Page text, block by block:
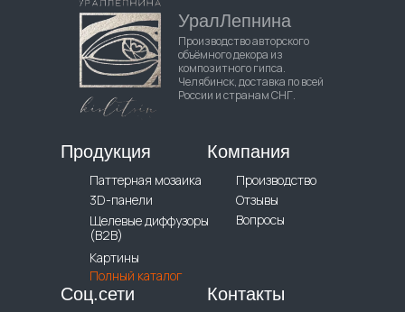
Паттерная мозаика
3D-панели
Щелевые диффузоры
(B2B)
Картины
Полный каталог
УралЛепнина
Продукция
Контакты
Производство
Отзывы
Вопросы
Компания
Соц.сети
Производство авторского
объёмного декора из
композитного гипса.
Челябинск, доставка по всей
России и странам СНГ.